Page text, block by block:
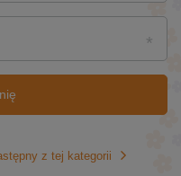
z tej kategorii